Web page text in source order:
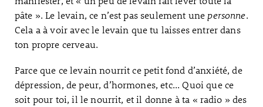
pâte ». Le levain, ce n’est pas seulement une personne.
Cela a à voir avec le levain que tu laisses entrer dans
ton propre cerveau.
Parce que ce levain nourrit ce petit fond d’anxiété, de
dépression, de peur, d’hormones, etc... Quoi que ce
soit pour toi, il le nourrit, et il donne à ta « radio » des